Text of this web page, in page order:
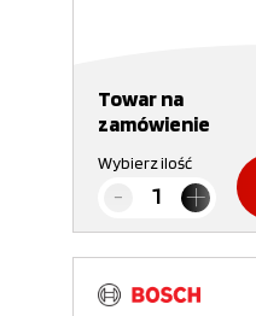
Towar na
zamówienie
Wybierz ilość